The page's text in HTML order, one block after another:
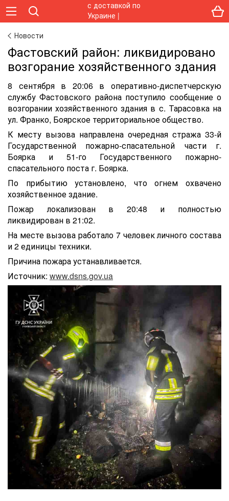
Новости
Фастовский район: ликвидировано
возгорание хозяйственного здания
8 сентября в 20:06 в оперативно-диспетчерскую
службу Фастовского района поступило сообщение о
возгорании хозяйственного здания в с. Тарасовка на
ул. Франко, Боярское территориальное общество.
К месту вызова направлена очередная стража 33-й
Государственной пожарно-спасательной части г.
Боярка и 51-го Государственного пожарно-
спасательного поста г. Боярка.
По прибытию установлено, что огнем охвачено
хозяйственное здание.
Пожар локализован в 20:48 и полностью
ликвидирован в 21:02.
На месте вызова работало 7 человек личного состава
и 2 единицы техники.
Причина пожара устанавливается.
Источник: www.dsns.gov.ua